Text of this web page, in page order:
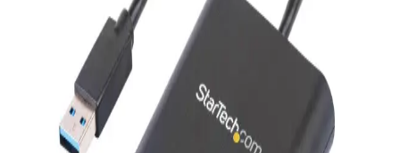
olmayan bu ürün, temel dosya depolama ihtiyaçlarına uygun pratik
Alfais 5072 USB Harici Ses Kartı 7.1 Surround Ses
Desteği ve Dayanıklı Tasarım
Alfais 5072, USB bağlantılı, 7.1 surround ses çıkışı sağlayan, hafif
ve dayanıklı tasarımıyla öne çıkan harici ses kartıdır. Tak ve çalıştır
özelliğiyle kolay kullanım sunar.